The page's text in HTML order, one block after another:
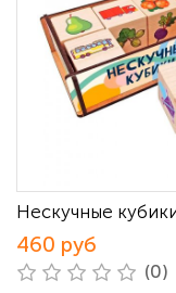
Нескучные
460 руб
(0)